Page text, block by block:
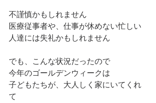
不謹慎かもしれません
医療従事者や、仕事が休めない忙しい
人達には失礼かもしれません
でも、こんな状況だったので
今年のゴールデンウィークは
子どもたちが、大人しく家にいてくれ
て